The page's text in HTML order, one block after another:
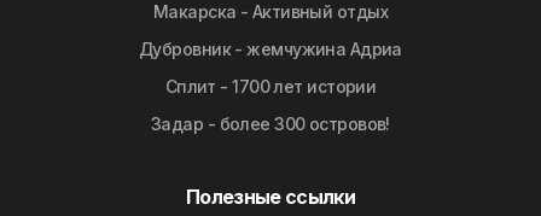
Макарска - Активный отдых
Дубровник - жемчужина Адриа
Сплит - 1700 лет истории
Задар - более 300 островов!
Полезные ссылки